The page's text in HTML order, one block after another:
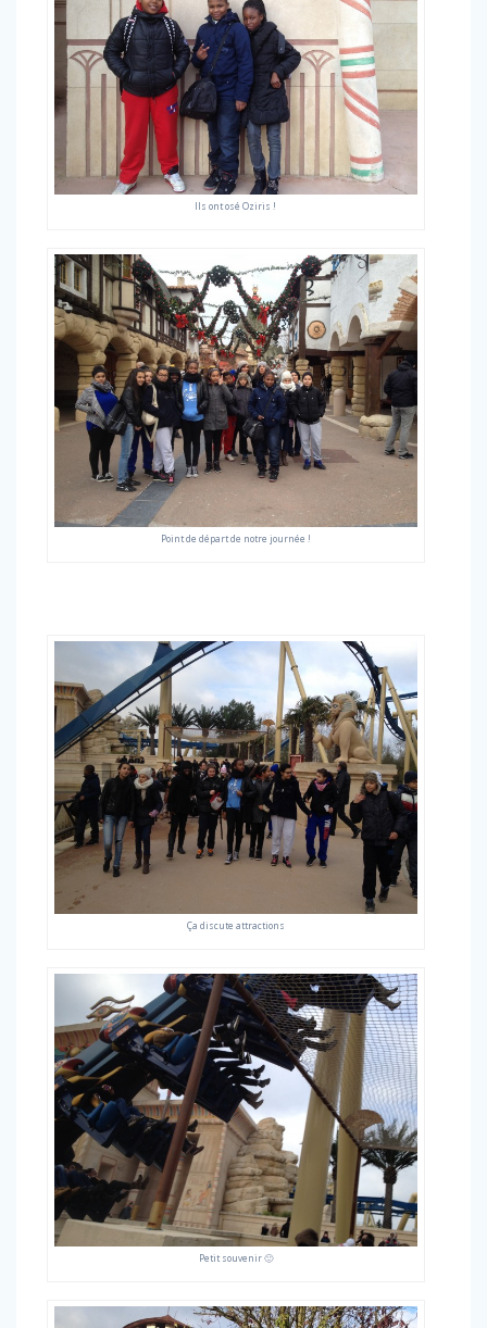
Ils ont osé Oziris !
Point de départ de notre journée !
Ça discute attractions
Petit souvenir 🙂